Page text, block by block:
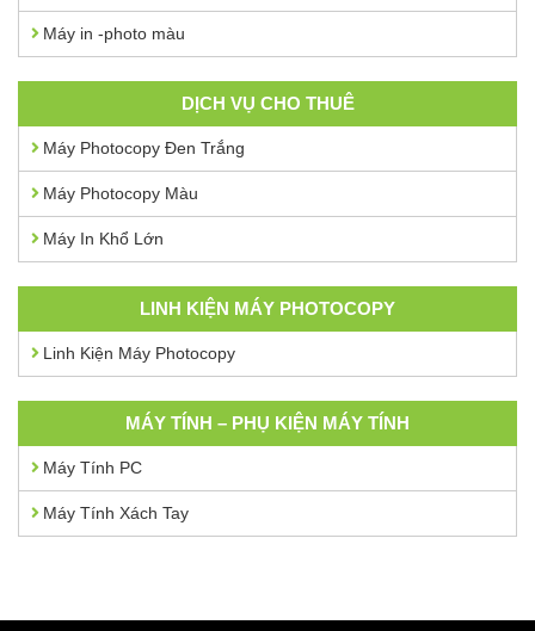
Máy in -photo màu
DỊCH VỤ CHO THUÊ
Máy Photocopy Đen Trắng
Máy Photocopy Màu
Máy In Khổ Lớn
LINH KIỆN MÁY PHOTOCOPY
Linh Kiện Máy Photocopy
MÁY TÍNH – PHỤ KIỆN MÁY TÍNH
Máy Tính PC
Máy Tính Xách Tay